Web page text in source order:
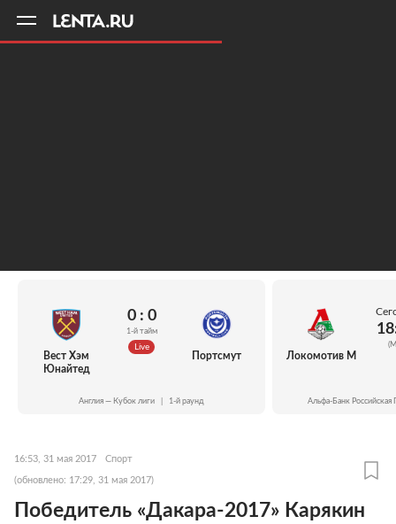
Вест Хэм
Юнайтед
0 : 0
1-й тайм
Live
Портсмут
Англия — Кубок лиги 1-й раунд
Локомотив М
Альфа-Банк Российская
16:53, 31 мая 2017 Спорт
(обновлено: 17:29, 31 мая 2017)
Победитель «Дакара-2017» Карякин